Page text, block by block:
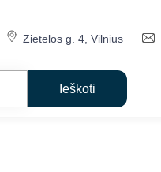
Zietelos g. 4, Vilnius